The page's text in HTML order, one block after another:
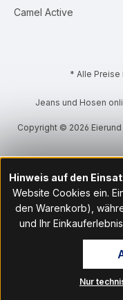
Camel Active
* Alle
Jeans und Hosen
Copyright © 2026
Hinweis auf den
Website Cookies ein.
den Warenkorb),
und Ihr
notwendigen Cookies
Klick auf "Nur technisch
Zugang zu den
unserer Website im
Nur